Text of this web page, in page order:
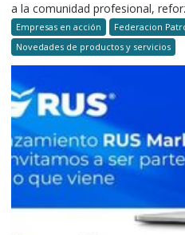
a la comunidad profesional,
Empresas en acción
Federacion
Novedades de productos y servicios